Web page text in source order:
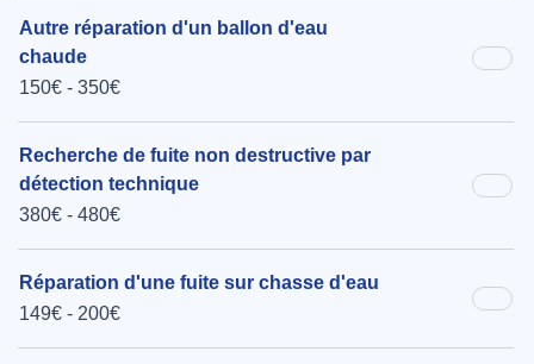
Autre réparation d'un ballon d'eau
chaude
150€ - 350€
Recherche de fuite non destructive par
détection technique
380€ - 480€
Réparation d'une fuite sur chasse d'eau
149€ - 200€